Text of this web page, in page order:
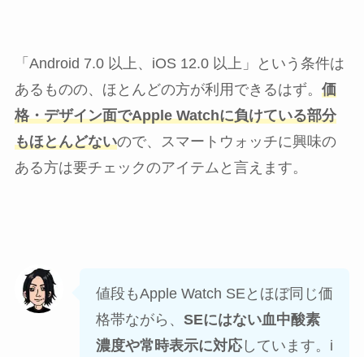
「Android 7.0 以上、iOS 12.0 以上」という条件は
あるものの、ほとんどの方が利用できるはず。 価
格・デザイン面でApple Watchに負けている部分
もほとんどないので、スマートウォッチに興味の
ある方は要チェックのアイテムと言えます。
値段もApple Watch SEとほぼ同じ価
格帯ながら、 SEにはない血中酸素
濃度や常時表示に対応しています。i